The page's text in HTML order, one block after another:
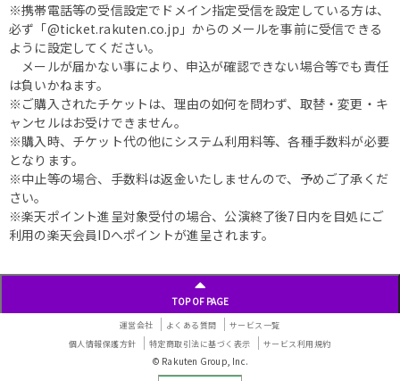
※携帯電話等の受信設定でドメイン指定受信を設定している方は、
必ず「@ticket.rakuten.co.jp」からのメールを事前に受信できる
ように設定してください。
メールが届かない事により、申込が確認できない場合等でも責任
は負いかねます。
※ご購入されたチケットは、理由の如何を問わず、取替・変更・キ
ャンセルはお受けできません。
※購入時、チケット代の他にシステム利用料等、各種手数料が必要
となります。
※中止等の場合、手数料は返金いたしませんので、予めご了承くだ
さい。
※楽天ポイント進呈対象受付の場合、公演終了後7日内を目処にご
利用の楽天会員IDへポイントが進呈されます。
TOP OF PAGE
運営会社 よくある質問
サービス一覧
個人情報保護方針
特定商取引法に基づく表示 サービス利用規約
© Rakuten Group, Inc.